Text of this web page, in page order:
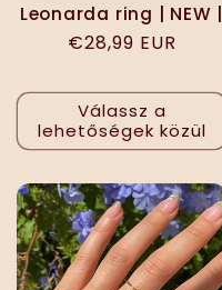
Leonarda ring | NEW |
Normál
€28,99 EUR
Válassz a
lehetőségek közül